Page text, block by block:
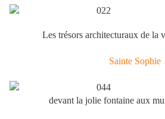
Les trésors architecturaux de la
Sainte Sophie
devant la jolie fontaine aux